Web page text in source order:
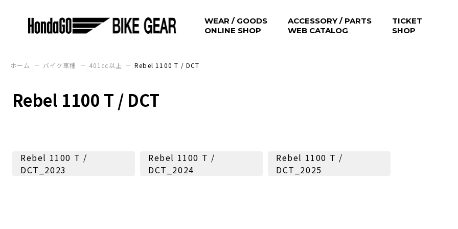
WEAR / GOODS
ONLINE SHOP
ACCESSORY / PARTS
WEB CATALOG
TICKET
SHOP
ホーム バイク車種 401cc以上 Rebel 1100 T / DCT
Rebel 1100 T / DCT
Rebel 1100 T /
DCT_2023
Rebel 1100 T /
DCT_2024
Rebel 1100 T /
DCT_2025